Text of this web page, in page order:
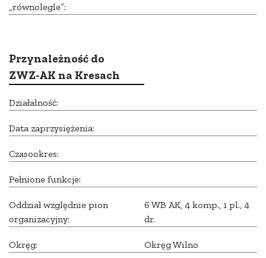
„równolegle”:
Przynależność do
ZWZ-AK na Kresach
Działalność:
Data zaprzysiężenia:
Czasookres:
Pełnione funkcje:
Oddział względnie pion
organizacyjny:
6 WB AK, 4 komp., 1 pl., 4
dr.
Okręg: Okręg Wilno